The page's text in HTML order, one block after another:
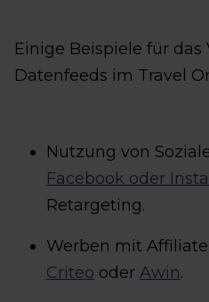
Einige Beispiele für das
Datenfeeds im Travel
Nutzung von
Facebook oder
Retargeting.
Werben mit
Criteo oder Awin.